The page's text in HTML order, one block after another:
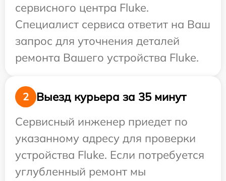
сервисного центра Fluke.
Специалист сервиса ответит на Ваш
запрос для уточнения деталей
ремонта Вашего устройства Fluke.
2
Выезд курьера за 35 минут
Сервисный инженер приедет по
указанному адресу для проверки
устройства Fluke. Если потребуется
углубленный ремонт мы